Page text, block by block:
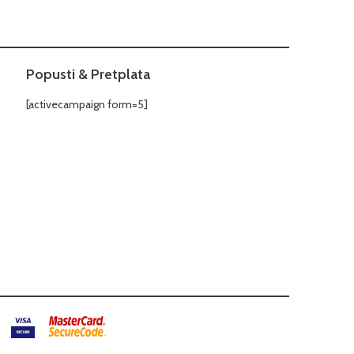
Popusti & Pretplata
[activecampaign form=5]